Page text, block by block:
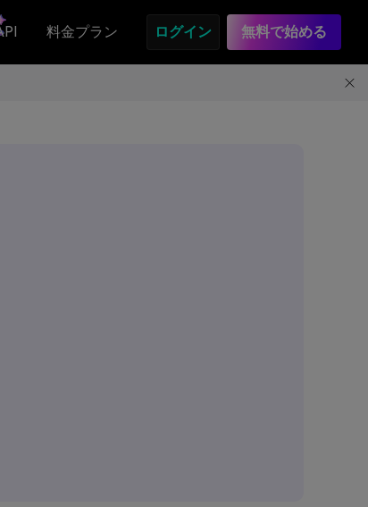
料金プラン ログイン 無料で始める